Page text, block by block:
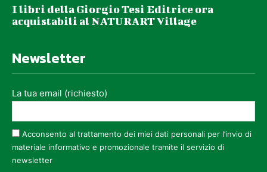
I libri della Giorgio Tesi Editrice ora
acquistabili al NATURART Village
Newsletter
La tua email (richiesto)
Acconsento al trattamento dei miei dati personali per l’invio di
materiale informativo e promozionale tramite il servizio di
newsletter